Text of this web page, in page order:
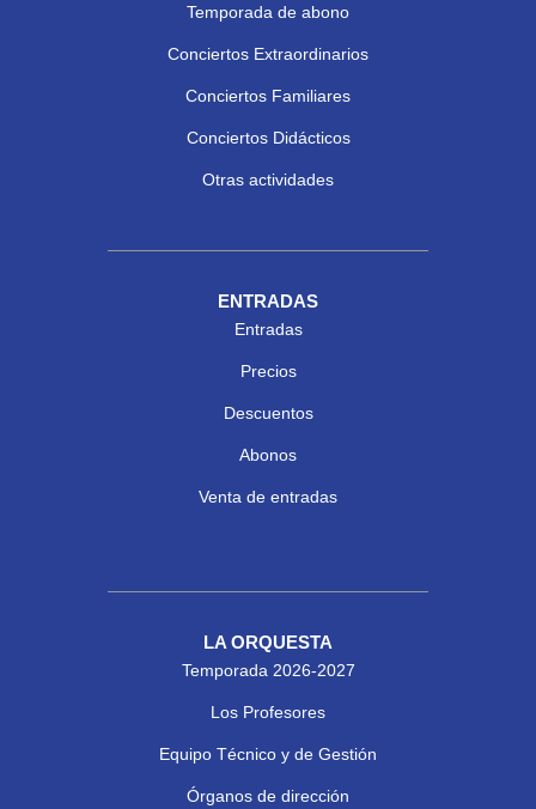
Temporada de abono
Conciertos Extraordinarios
Conciertos Familiares
Conciertos Didácticos
Otras actividades
ENTRADAS
Entradas
Precios
Descuentos
Abonos
Venta de entradas
LA ORQUESTA
Temporada 2026-2027
Los Profesores
Equipo Técnico y de Gestión
Órganos de dirección